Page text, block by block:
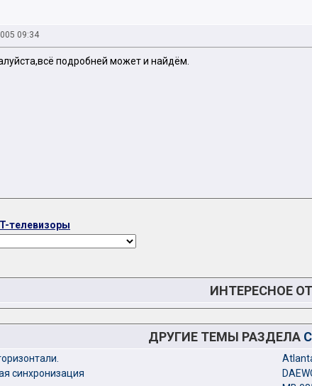
09:34
подробней может и найдём.
телевизоры
ИНТЕРЕСНОЕ ОТ
ДРУГИЕ ТЕМЫ РАЗДЕЛА
синхронизация